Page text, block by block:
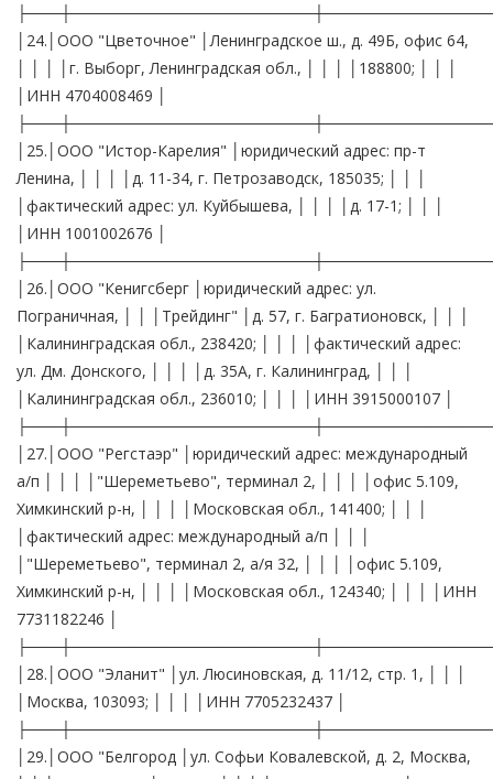
│24.│ООО "Цветочное" │Ленинградское ш., д. 49Б, офис 64,
│ │ │ │г. Выборг, Ленинградская обл., │ │ │ │188800; │ │ │
│ИНН 4704008469 │
│25.│ООО "Истор-Карелия" │юридический адрес: пр-т
Ленина, │ │ │ │д. 11-34, г. Петрозаводск, 185035; │ │ │
│фактический адрес: ул. Куйбышева, │ │ │ │д. 17-1; │ │ │
│ИНН 1001002676 │
│26.│ООО "Кенигсберг │юридический адрес: ул.
Пограничная, │ │ │Трейдинг" │д. 57, г. Багратионовск, │ │ │
│Калининградская обл., 238420; │ │ │ │фактический адрес:
ул. Дм. Донского, │ │ │ │д. 35А, г. Калининград, │ │ │
│Калининградская обл., 236010; │ │ │ │ИНН 3915000107 │
│27.│ООО "Регстаэр" │юридический адрес: международный
а/п │ │ │ │"Шереметьево", терминал 2, │ │ │ │офис 5.109,
Химкинский р-н, │ │ │ │Московская обл., 141400; │ │ │
│фактический адрес: международный а/п │ │ │
│"Шереметьево", терминал 2, а/я 32, │ │ │ │офис 5.109,
Химкинский р-н, │ │ │ │Московская обл., 124340; │ │ │ │ИНН
7731182246 │
│28.│ООО "Эланит" │ул. Люсиновская, д. 11/12, стр. 1, │ │ │
│Москва, 103093; │ │ │ │ИНН 7705232437 │
│29.│ООО "Белгород │ул. Софьи Ковалевской, д. 2, Москва,